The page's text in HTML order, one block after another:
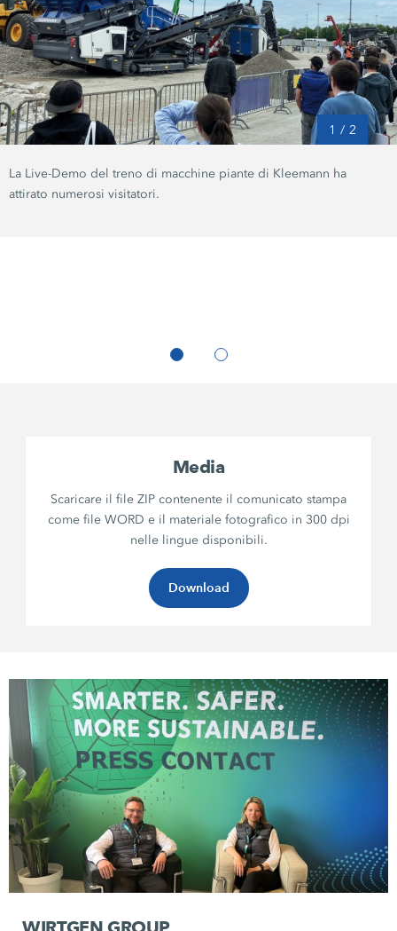
1 / 2
La Live-Demo del treno di macchine piante di Kleemann ha
attirato numerosi visitatori.
Media
Scaricare il file ZIP contenente il comunicato stampa
come file WORD e il materiale fotografico in 300 dpi
nelle lingue disponibili.
Download